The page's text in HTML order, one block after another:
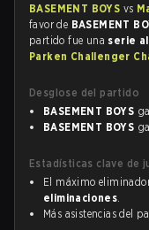
BASEMENT BOYS vs
favor de BASEMENT
partido fue una serie
Parken Challenger
Desglose del partido
BASEMENT BOYS
BASEMENT BOYS
Estadísticas clave de
El máximo
eliminaciones.
Más asistencias del